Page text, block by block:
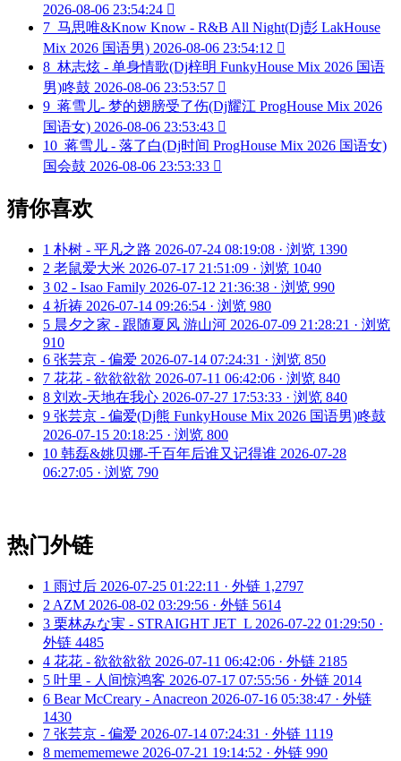
2026-08-06 23:54:24 
7 马思唯&Know Know - R&B All Night(Dj彭 LakHouse
Mix 2026 国语男) 2026-08-06 23:54:12 
8 林志炫 - 单身情歌(Dj梓明 FunkyHouse Mix 2026 国语
男)咚鼓 2026-08-06 23:53:57 
9 蒋雪儿- 梦的翅膀受了伤(Dj耀江 ProgHouse Mix 2026
国语女) 2026-08-06 23:53:43 
10 蒋雪儿 - 落了白(Dj时间 ProgHouse Mix 2026 国语女)
国会鼓 2026-08-06 23:53:33 
猜你喜欢
1 朴树 - 平凡之路 2026-07-24 08:19:08 · 浏览 1390
2 老鼠爱大米 2026-07-17 21:51:09 · 浏览 1040
3 02 - Isao Family 2026-07-12 21:36:38 · 浏览 990
4 祈祷 2026-07-14 09:26:54 · 浏览 980
5 晨夕之家 - 跟随夏风 游山河 2026-07-09 21:28:21 · 浏览
910
6 张芸京 - 偏爱 2026-07-14 07:24:31 · 浏览 850
7 花花 - 欲欲欲欲 2026-07-11 06:42:06 · 浏览 840
8 刘欢-天地在我心 2026-07-27 17:53:33 · 浏览 840
9 张芸京 - 偏爱(Dj熊 FunkyHouse Mix 2026 国语男)咚鼓
2026-07-15 20:18:25 · 浏览 800
10 韩磊&姚贝娜-千百年后谁又记得谁 2026-07-28
06:27:05 · 浏览 790
热门外链
1 雨过后 2026-07-25 01:22:11 · 外链 1,2797
2 AZM 2026-08-02 03:29:56 · 外链 5614
3 栗林みな実 - STRAIGHT JET_L 2026-07-22 01:29:50 ·
外链 4485
4 花花 - 欲欲欲欲 2026-07-11 06:42:06 · 外链 2185
5 叶里 - 人间惊鸿客 2026-07-17 07:55:56 · 外链 2014
6 Bear McCreary - Anacreon 2026-07-16 05:38:47 · 外链
1430
7 张芸京 - 偏爱 2026-07-14 07:24:31 · 外链 1119
8 memememewe 2026-07-21 19:14:52 · 外链 990